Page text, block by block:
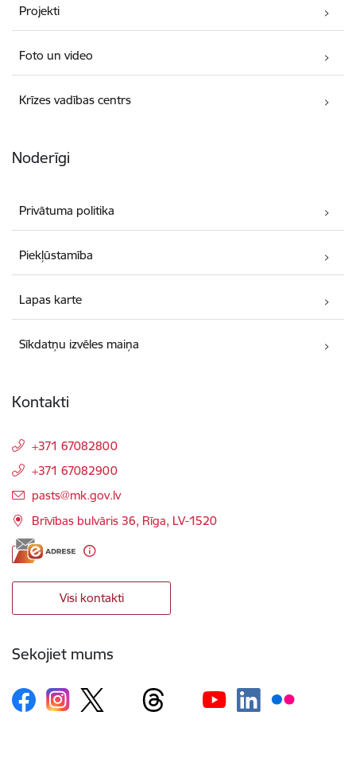
Projekti
Foto un video
Krīzes vadības centrs
Noderīgi
Privātuma politika
Piekļūstamība
Lapas karte
Sīkdatņu izvēles maiņa
Kontakti
+371 67082800
+371 67082900
E-pasts:
pasts@mk.gov.lv
Brīvības bulvāris 36, Rīga, LV-1520
Visi kontakti
Sekojiet mums